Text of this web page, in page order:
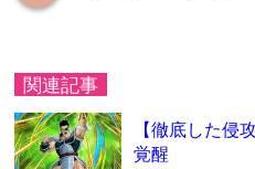
関連記事
【徹底した
覚醒